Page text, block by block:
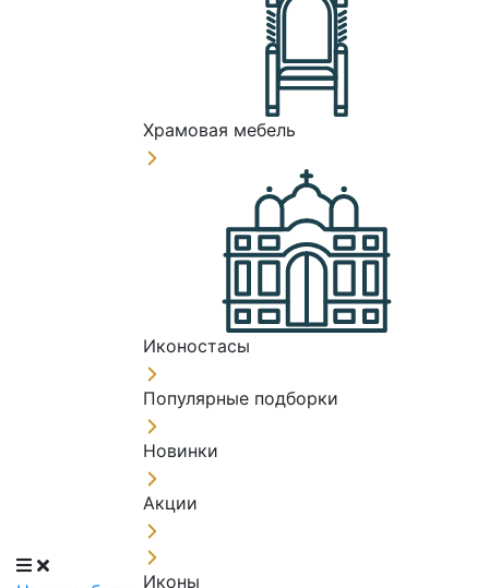
Храмовая мебель
Иконостасы
Популярные подборки
Новинки
Акции
Иконы